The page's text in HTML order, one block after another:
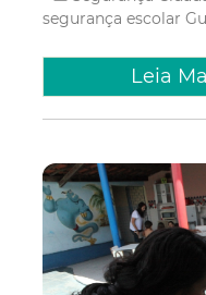
segurança escolar
Leia